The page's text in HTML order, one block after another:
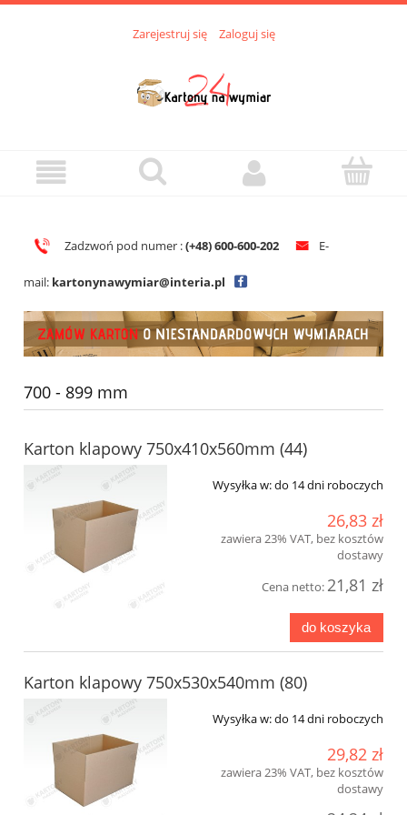
Zarejestruj się Zaloguj się
Zadzwoń pod numer :(+48)600-600-202 E-
mail: kartonynawymiar@interia.pl
700 - 899 mm
Karton klapowy 750x410x560mm (44)
Wysyłka w:do 14 dni roboczych
26,83 zł
zawiera 23% VAT, bez kosztów
dostawy
Cena netto: 21,81 zł
do koszyka
Karton klapowy 750x530x540mm (80)
Wysyłka w:do 14 dni roboczych
29,82 zł
zawiera 23% VAT, bez kosztów
dostawy